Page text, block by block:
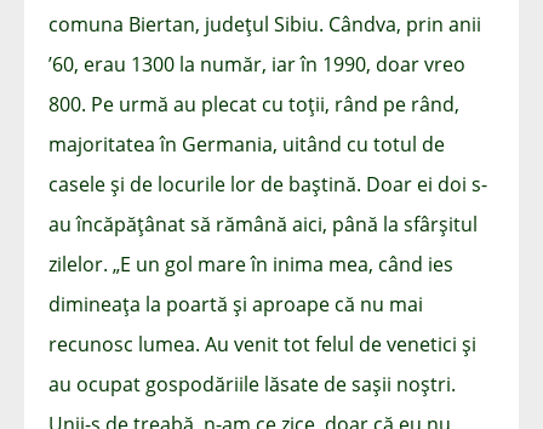
comuna Biertan, județul Sibiu. Cândva, prin anii
’60, erau 1300 la număr, iar în 1990, doar vreo
800. Pe urmă au plecat cu toții, rând pe rând,
majoritatea în Germania, uitând cu totul de
casele și de locurile lor de baștină. Doar ei doi s-
au încăpățânat să rămână aici, până la sfârșitul
zilelor. „E un gol mare în inima mea, când ies
dimineața la poartă și aproape că nu mai
recunosc lumea. Au venit tot felul de venetici și
au ocupat gospodăriile lăsate de sașii noștri.
Unii-s de treabă, n-am ce zice, doar că eu nu